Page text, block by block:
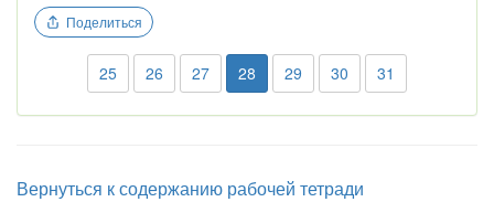
Поделиться
25 26 27 28 29 30 31
Вернуться к содержанию рабочей тетради